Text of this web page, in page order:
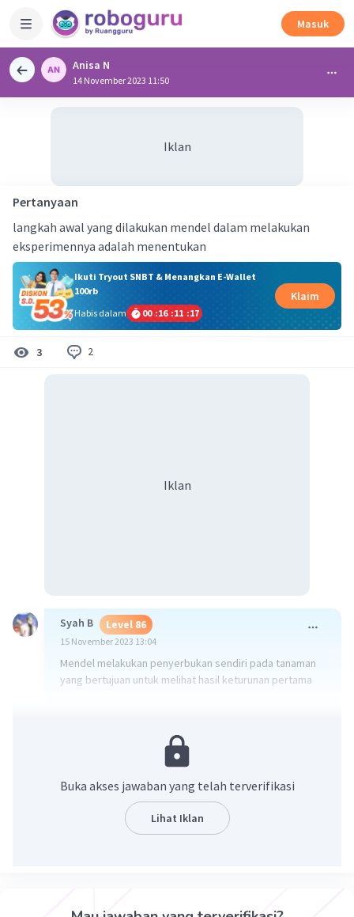
Masuk
Anisa N
14 November 2023 11:50
Iklan
Pertanyaan
langkah awal yang dilakukan mendel dalam melakukan
eksperimennya adalah menentukan
Ikuti Tryout SNBT & Menangkan E-Wallet
100rb
Habis dalam
00 :16 :11 :17
Klaim
3 2
Iklan
Syah B Level 86
15 November 2023 13:04
Mendel melakukan penyerbukan sendiri pada tanaman
yang bertujuan untuk melihat hasil keturunan pertama
17 November 2023 11:00
Menyelidiki sifat pewarisan dalam genetika
dilakukan oleh mendel dengan memanfaatkan
Buka akses jawaban yang telah terverifikasi
Lihat Iklan